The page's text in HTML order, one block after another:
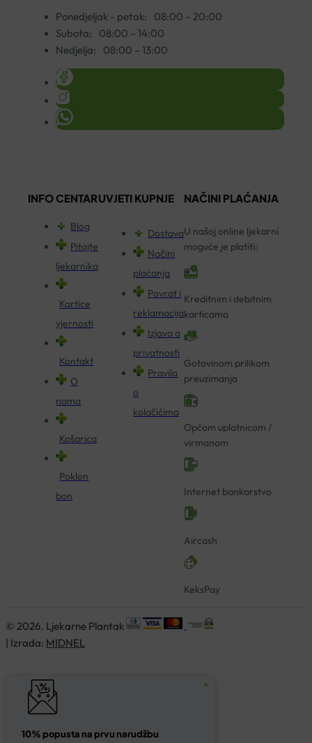
Ponedjeljak - petak:
08:00 – 20:00
Subota:
08:00 – 14:00
Nedjelja:
08:00 – 13:00
INFO CENTAR
Blog
Pitajte
ljekarnika
Kartice
vjernosti
Kontakt
O
nama
Košarica
Poklon
bon
UVJETI KUPNJE
Dostava
Načini
plaćanja
Povrat i
reklamacija
Izjava o
privatnosti
Pravila
o
kolačićima
NAČINI PLAĆANJA
U našoj online ljekarni
moguće je platiti:
Kreditnim i debitnim
karticama
Gotovinom prilikom
preuzimanja
Općom uplatnicom /
virmanom
Internet bankarstvo
Aircash
KeksPay
© 2026. Ljekarne Plantak
| Izrada: MIDNEL
10% popusta na prvu narudžbu